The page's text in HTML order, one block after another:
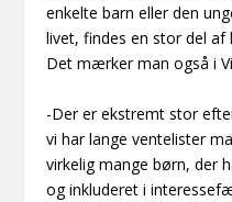
enkelte barn eller den
livet, findes en stor del
Det mærker man også i
-Der er ekstremt stor
vi har lange ventelister
virkelig mange børn, der
og inkluderet i